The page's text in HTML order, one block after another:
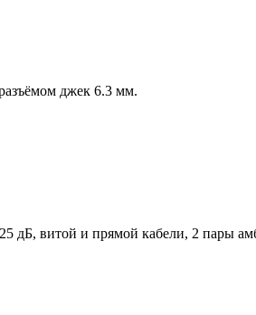
джек 6.3 мм.
дБ, витой и прямой кабели, 2 пары